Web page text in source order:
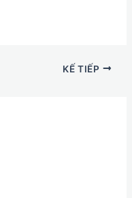
KẾ TIẾP